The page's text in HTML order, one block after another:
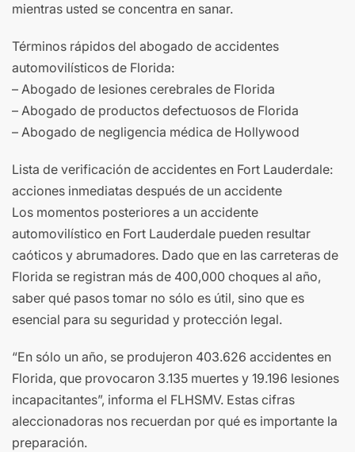
mientras usted se concentra en sanar.
Términos rápidos del abogado de accidentes
automovilísticos de Florida:
– Abogado de lesiones cerebrales de Florida
– Abogado de productos defectuosos de Florida
– Abogado de negligencia médica de Hollywood
Lista de verificación de accidentes en Fort Lauderdale:
acciones inmediatas después de un accidente
Los momentos posteriores a un accidente
automovilístico en Fort Lauderdale pueden resultar
caóticos y abrumadores. Dado que en las carreteras de
Florida se registran más de 400,000 choques al año,
saber qué pasos tomar no sólo es útil, sino que es
esencial para su seguridad y protección legal.
“En sólo un año, se produjeron 403.626 accidentes en
Florida, que provocaron 3.135 muertes y 19.196 lesiones
incapacitantes”, informa el FLHSMV. Estas cifras
aleccionadoras nos recuerdan por qué es importante la
preparación.